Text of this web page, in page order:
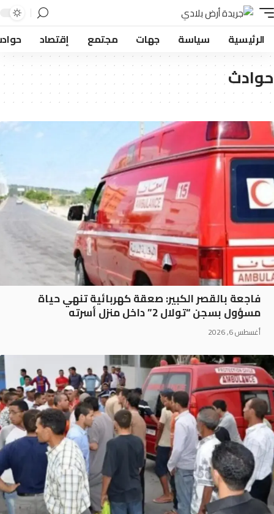
سياسة جهات مجتمع إقتصاد حوادث
فاجعة بالقصر الكبير: صعقة كهربائية تنهي حياة
مسؤول بسجن “تولال 2” داخل منزل أسرته
أغسطس 6, 2026